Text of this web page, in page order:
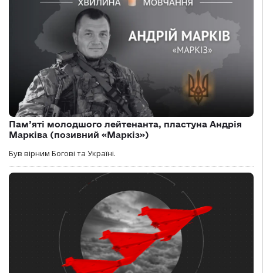
Пам’яті молодшого лейтенанта, пластуна Андрія
Марківа (позивний «Маркіз»)
Був вірним Богові та Україні.